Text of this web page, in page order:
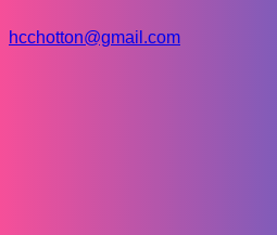
hcchotton@gmail.com